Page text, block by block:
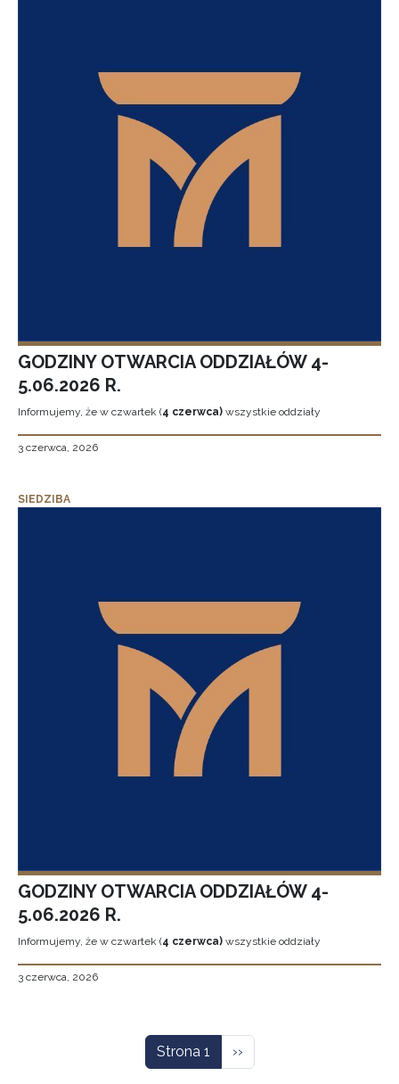
GODZINY OTWARCIA ODDZIAŁÓW 4-
5.06.2026 R.
Informujemy, że w czwartek (4 czerwca) wszystkie oddziały
3 czerwca, 2026
SIEDZIBA
GODZINY OTWARCIA ODDZIAŁÓW 4-
5.06.2026 R.
Informujemy, że w czwartek (4 czerwca) wszystkie oddziały
3 czerwca, 2026
Strona 1 Następna strona
››